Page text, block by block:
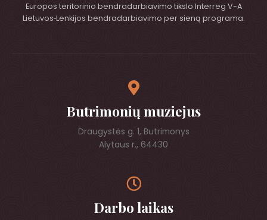
Europos teritorinio bendradarbiavimo tikslo Interreg V-A
Lietuvos‑Lenkijos bendradarbiavimo per sieną programa.
Butrimonių muziejus
Draugystės g. 1, Butrimonys
Alytaus r., 64430
Darbo laikas